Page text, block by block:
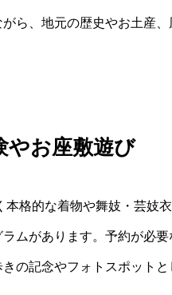
ら、地元の歴史やお土産
やお座敷遊び
格的な着物や舞妓・芸妓
ムがあります。予約が必要
の記念やフォトスポットと